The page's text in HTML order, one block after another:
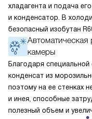
хладагента и подача
и конденсатор. В
безопасный изобутан
окружающей среде.
по охладительному
лучше работает
и быстрее происходит
меньше электроэнергии.
камеры
Благодаря
конденсат из
поэтому на ее стенках
и инея, способные
полезный объем и